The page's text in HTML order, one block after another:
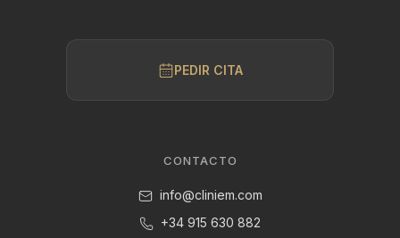
PEDIR CITA
CONTACTO
info@cliniem.com
+34 915 630 882